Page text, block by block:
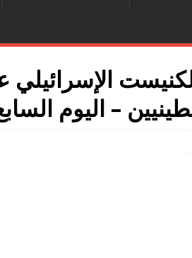
الإسرائيلي
– اليوم